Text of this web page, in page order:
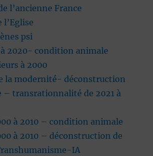
l’ancienne France
l’Eglise
psi
à 2020- condition animale
à 2000
la modernité- déconstruction
– transrationnalité de 2021 à
à 2010 – condition animale
à 2010 – déconstruction de
IA